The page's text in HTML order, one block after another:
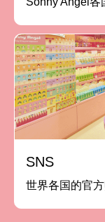
SNS
世界各国的官